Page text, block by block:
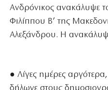
Ανδρόνικος ανακάλυψε
Φιλίππου Β’ της
Αλεξάνδρου. Η
● Λίγες ημέρες
δήλωνε στους